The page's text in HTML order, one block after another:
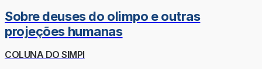
Sobre deuses do olimpo e outras
projeções humanas
COLUNA DO SIMPI